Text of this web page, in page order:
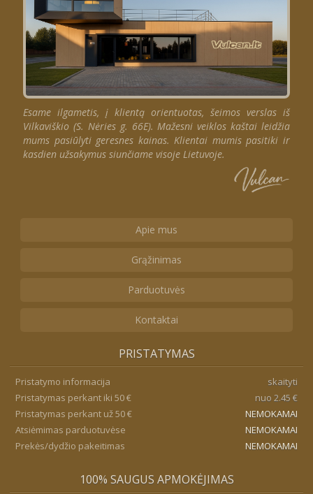
Esame ilgametis, į klientą orientuotas, šeimos verslas iš
Vilkaviškio (S. Nėries g. 66E). Mažesni veiklos kaštai leidžia
mums pasiūlyti geresnes kainas. Klientai mumis pasitiki ir
kasdien užsakymus siunčiame visoje Lietuvoje.
Apie mus
Grąžinimas
Parduotuvės
Kontaktai
PRISTATYMAS
Pristatymo informacija
skaityti
Pristatymas perkant iki 50 €
nuo 2.45 €
Pristatymas perkant už 50 €
NEMOKAMAI
Atsiėmimas parduotuvėse
NEMOKAMAI
Prekės/dydžio pakeitimas
NEMOKAMAI
100% SAUGUS APMOKĖJIMAS